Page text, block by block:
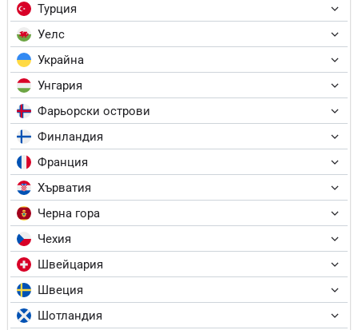
Турция
Уелс
Украйна
Унгария
Фарьорски острови
Финландия
Франция
Хърватия
Черна гора
Чехия
Швейцария
Швеция
Шотландия